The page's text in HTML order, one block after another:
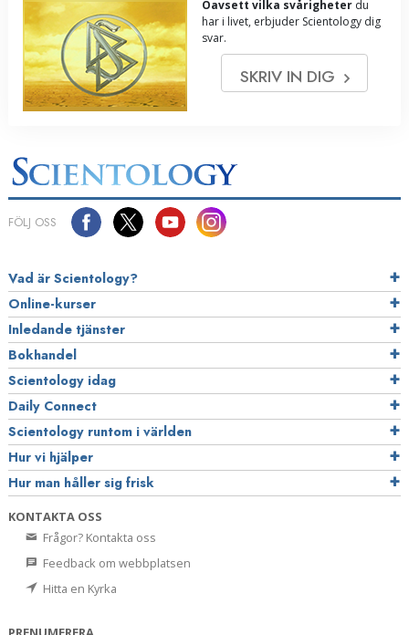
Oavsett vilka svårigheter du
har i livet, erbjuder Scientology dig
svar.
SKRIV IN DIG
FÖLJ OSS
Vad är Scientology?
Online-kurser
Inledande tjänster
Bokhandel
Scientology idag
Daily Connect
Scientology runtom i världen
Hur vi hjälper
Hur man håller sig frisk
KONTAKTA OSS
Frågor? Kontakta oss
Feedback om webbplatsen
Hitta en Kyrka